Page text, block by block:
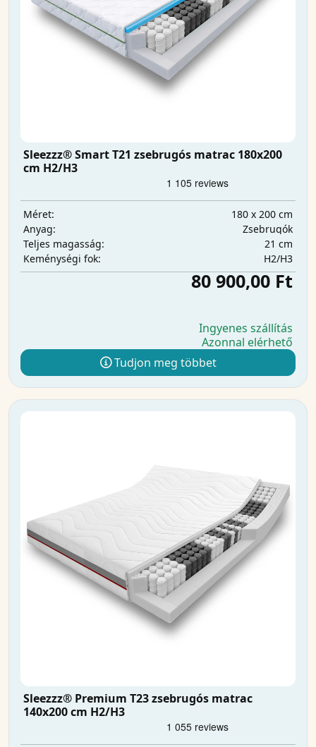
Sleezzz® Smart T21 zsebrugós matrac 180x200
cm H2/H3
Méret:
180 x 200 cm
Anyag:
Zsebrugók
Teljes magasság:
21 cm
Keménységi fok:
H2/H3
80 900,00 Ft
Ingyenes szállítás
Azonnal elérhető
Tudjon meg többet
Sleezzz® Premium T23 zsebrugós matrac
140x200 cm H2/H3